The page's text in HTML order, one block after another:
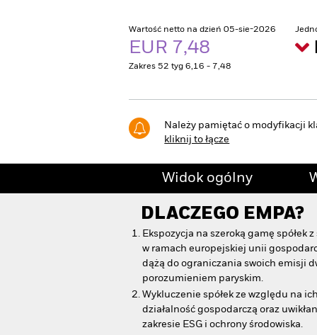
Wartość netto na dzień 05-sie-2026
EUR 7,48
Zakres 52 tyg 6,16 - 7,48
Należy pamiętać o modyfikacji
kliknij to łącze
Widok ogólny
DLACZEGO EMPA?
Ekspozycja na szeroką gamę spółek
w ramach europejskiej unii
dążą do ograniczania swoich emisji
porozumieniem paryskim.
Wykluczenie spółek ze względu na
działalność gospodarczą oraz
zakresie ESG i ochrony środowiska.